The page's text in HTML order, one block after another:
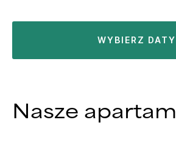
WYBIERZ DATY
Nasze